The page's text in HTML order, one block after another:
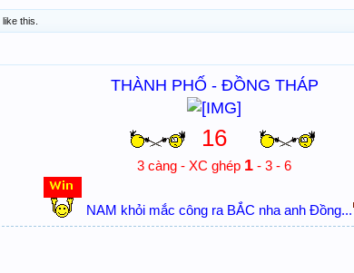
like this.
THÀNH PHỐ - ĐỒNG THÁP
16
3 càng - XC ghép 1 - 3 - 6
NAM khỏi mắc công ra BẮC nha anh Đồng...